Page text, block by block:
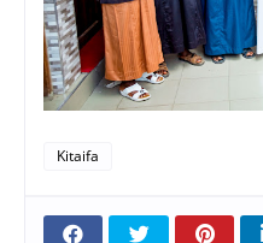
Kitaifa